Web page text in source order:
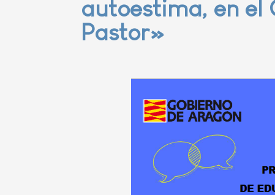
autoestima, en el
Pastor»